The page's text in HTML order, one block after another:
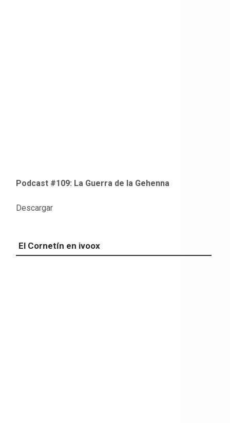
Podcast #109: La Guerra de la Gehenna
Descargar
El Cornetín en ivoox